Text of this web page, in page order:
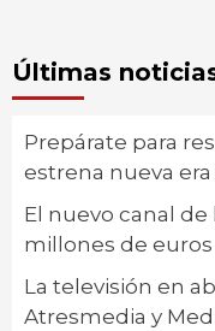
Últimas
Prepárate para
estrena nueva
El nuevo canal de
millones de
La televisión en
Atresmedia y